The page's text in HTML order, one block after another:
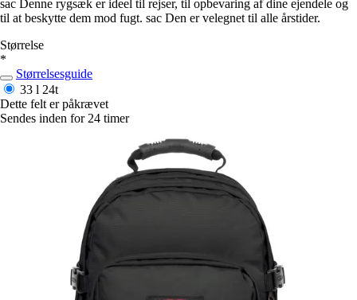
sac Denne rygsæk er ideel til rejser, til opbevaring af dine ejendele og
til at beskytte dem mod fugt. sac Den er velegnet til alle årstider.
Størrelse
*
Størrelsesguide
33 l 24t
Dette felt er påkrævet
Sendes inden for 24 timer